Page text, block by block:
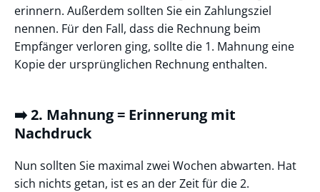
erinnern. Außerdem sollten Sie ein Zahlungsziel
nennen. Für den Fall, dass die Rechnung beim
Empfänger verloren ging, sollte die 1. Mahnung eine
Kopie der ursprünglichen Rechnung enthalten.
➡️ 2. Mahnung = Erinnerung mit
Nachdruck
Nun sollten Sie maximal zwei Wochen abwarten. Hat
sich nichts getan, ist es an der Zeit für die 2.